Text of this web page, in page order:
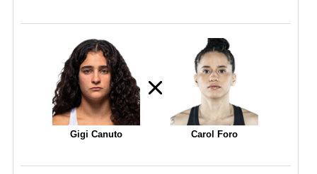
Gigi Canuto Carol Foro